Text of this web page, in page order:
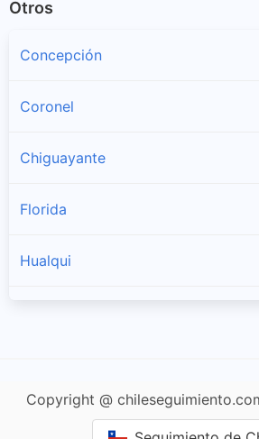
Otros
Concepción
Coronel
Chiguayante
Florida
Hualqui
San Pedro De La Paz
Copyright @